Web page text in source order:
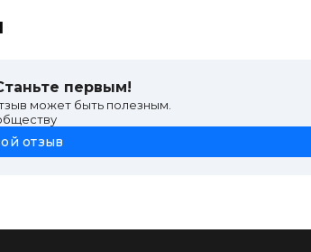
первым!
может быть полезным.
отзыв